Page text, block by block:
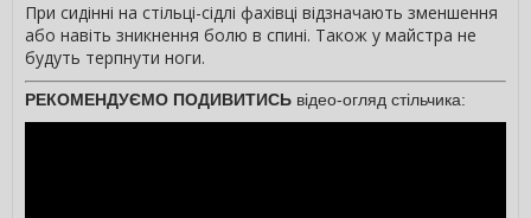
При сидінні на стільці-сідлі фахівці відзначають зменшення
або навіть зникнення болю в спині. Також у майстра не
будуть терпнути ноги.
РЕКОМЕНДУЄМО ПОДИВИТИСЬ відео-огляд стільчика: